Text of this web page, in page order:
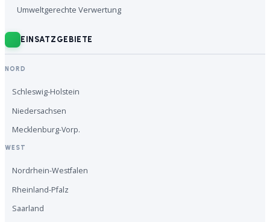
Umweltgerechte Verwertung
EINSATZGEBIETE
NORD
Schleswig-Holstein
Niedersachsen
Mecklenburg-Vorp.
WEST
Nordrhein-Westfalen
Rheinland-Pfalz
Saarland